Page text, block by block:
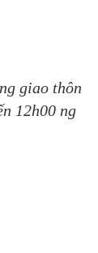
giao thôn
12h00 ng